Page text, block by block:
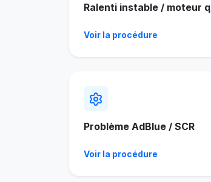
Ralenti instable / moteur
Voir la procédure
Problème AdBlue / SCR
Voir la procédure